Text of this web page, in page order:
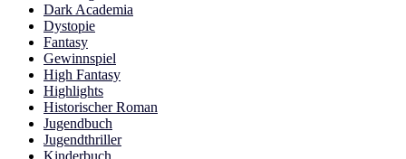
Dark Academia
Dystopie
Fantasy
Gewinnspiel
High Fantasy
Highlights
Historischer Roman
Jugendbuch
Jugendthriller
Kinderbuch